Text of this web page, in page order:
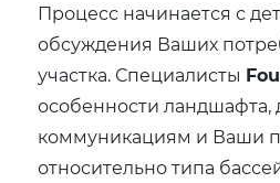
Процесс начинается с
обсуждения Ваших
участка. Специалисты
особенности ландшафта,
коммуникациям и Ваши
относительно типа